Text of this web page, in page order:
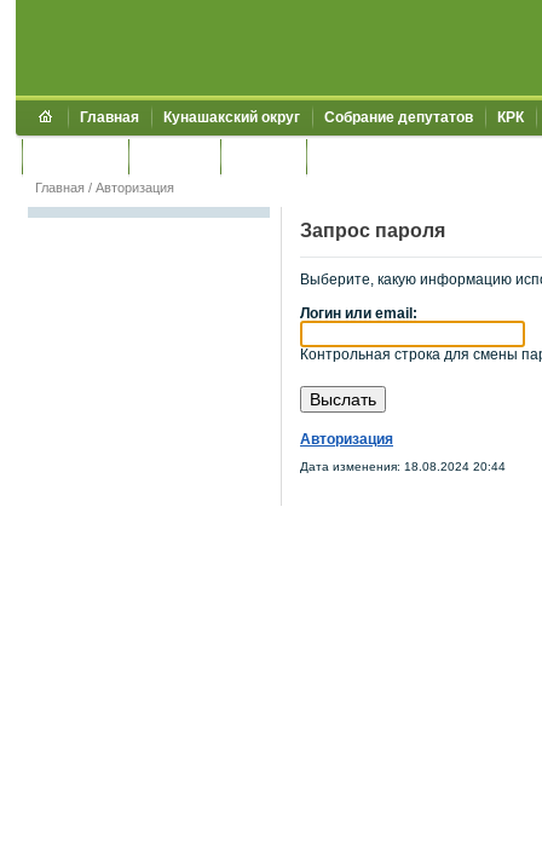
Главная Кунашакский округ Собрание депутатов КРК
Главная / Авторизация
Запрос пароля
Выберите, какую информацию
Логин или email:
Контрольная строка для смены
Авторизация
Дата изменения: 18.08.2024 20:44